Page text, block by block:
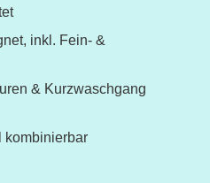
inkl. Fein- &
& Kurzwaschgang
kombinierbar